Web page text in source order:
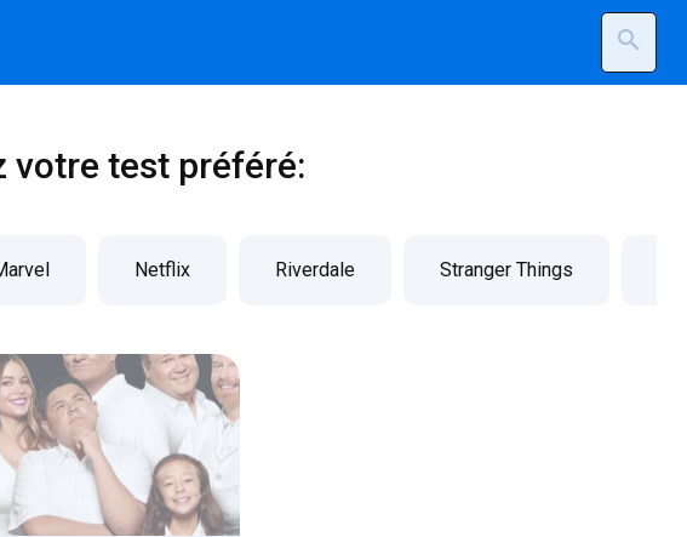
search
votre test préféré:
Netflix Riverdale Stranger Things